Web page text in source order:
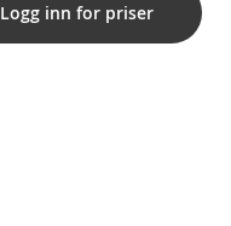
Logg inn for priser